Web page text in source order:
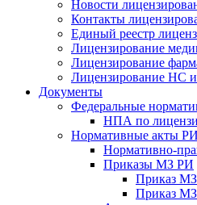
Новости
Контакты
Единый реестр
Лицензирование
Лицензирование
Лицензирование НС
Документы
Федеральные
НПА по
Нормативные акты РИ
Нормативно-
Приказы МЗ РИ
Приказ
Приказ